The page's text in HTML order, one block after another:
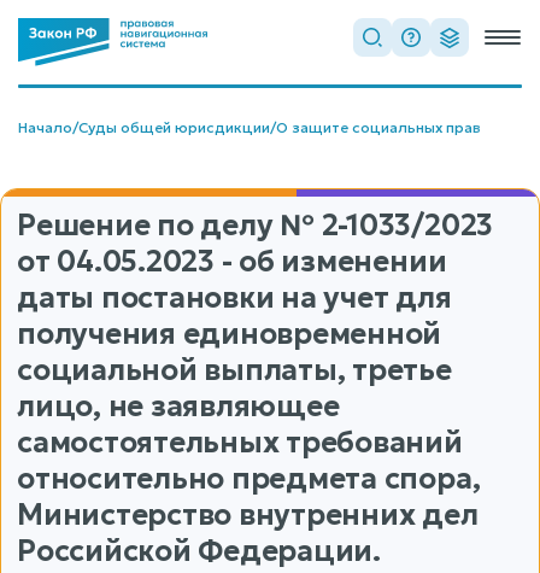
Начало/Суды общей юрисдикции/О защите социальных прав
Решение по делу № 2-1033/2023
от 04.05.2023 - об изменении
даты постановки на учет для
получения единовременной
социальной выплаты, третье
лицо, не заявляющее
самостоятельных требований
относительно предмета спора,
Министерство внутренних дел
Российской Федерации.